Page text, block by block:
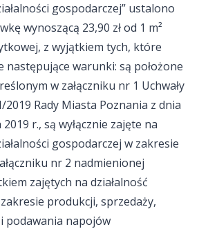
gospodarczej” ustalono
wynoszącą 23,90 zł od 1 m²
z wyjątkiem tych, które
następujące warunki: są położone
w załączniku nr 1 Uchwały
Rady Miasta Poznania z dnia
r., są wyłącznie zajęte na
gospodarczej w zakresie
nr 2 nadmienionej
zajętych na działalność
produkcji, sprzedaży,
podawania napojów